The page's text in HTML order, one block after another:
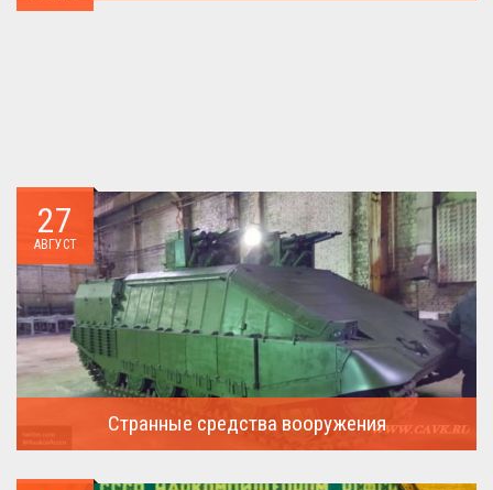
27
АВГУСТ
Странные средства вооружения